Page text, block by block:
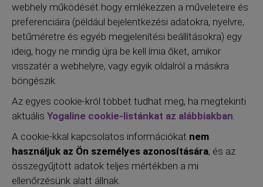
webhely működését hogy emlékezzen a műveleteire és
preferenciáira (például bejelentkezési adatokra, nyelvre,
betűméretre és egyéb megjelenítési beállításokra) egy
ideig, hogy ne mindig újra be kell írnia őket, amikor
visszatér a webhelyre, vagy egyik oldalról a másikra
böngészik.
Az egyes cookie-król többet tudhat meg, ha megtekinti
aktuális Yogaline cookie-listánkat az alábbiakban.
A cookie-kkal kapcsolatos információkat nem
használjuk az Ön személyes azonosítására, és az
összegyűjtött adatok teljes mértékben a mi
ellenőrzésünk alatt állnak.